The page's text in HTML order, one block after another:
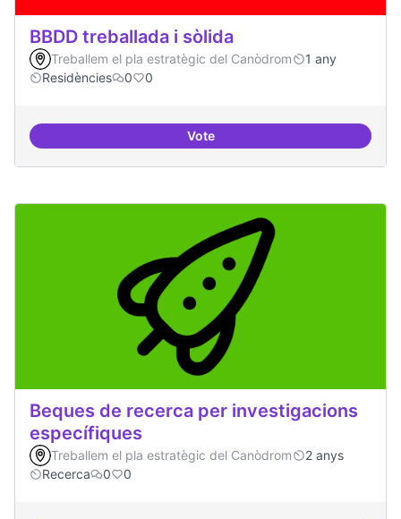
BBDD treballada i sòlida
Treballem el pla estratègic del Canòdrom
1 any
Residències
0 0
VoteBBDD treballada i sòlida
Beques de recerca per investigacions
específiques
Treballem el pla estratègic del Canòdrom
2 anys
Recerca
0 0